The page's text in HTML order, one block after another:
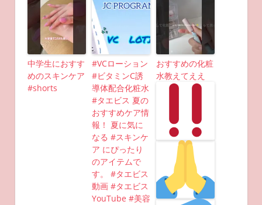
中学生におすす
めのスキンケア
#shorts
#VCローション
#ビタミンC誘
導体配合化粧水
#タエビス 夏の
おすすめケア情
報！ 夏に気に
なる #スキンケ
ア にぴったり
のアイテムで
す。 #タエビス
動画 #タエビス
YouTube #美容
おすすめの化粧
水教えてええ